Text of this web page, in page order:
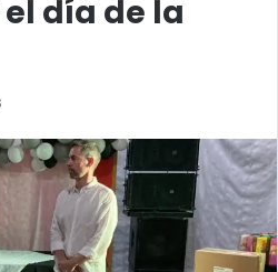
día de la